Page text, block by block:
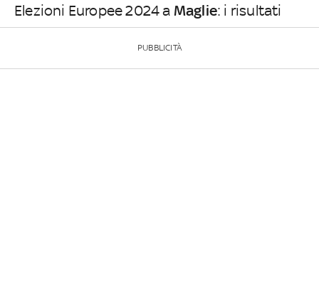
Elezioni Europee 2024 a Maglie: i risultati
PUBBLICITÀ